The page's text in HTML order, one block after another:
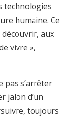
technologies
humaine. Ce
aux
vivre »,
pas s’arrêter
jalon d’un
toujours